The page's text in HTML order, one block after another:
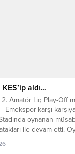
aldı…
Amatör Lig Play-Off
Emekspor karşı
oynanan
atakları ile devam etti.
bulunduran Kdz
Dinçer Çınar’ın